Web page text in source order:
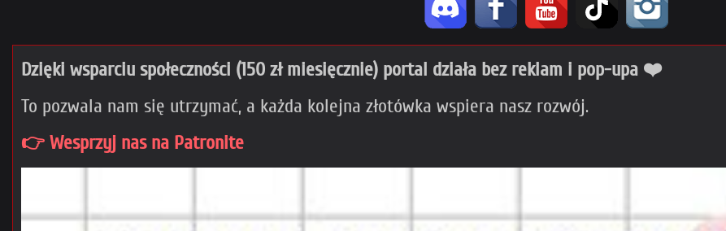
Dzięki wsparciu społeczności (150 zł miesięcznie) portal działa bez reklam i pop-upa ❤️
To pozwala nam się utrzymać, a każda kolejna złotówka wspiera nasz rozwój.
👉 Wesprzyj nas na Patronite